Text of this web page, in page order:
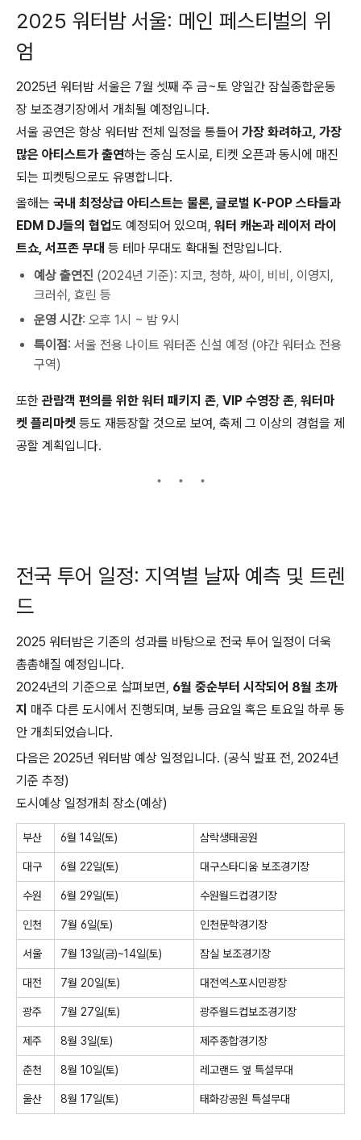
2025 워터밤 서울: 메인 페스티벌의 위
엄
2025년 워터밤 서울은 7월 셋째 주 금~토 양일간 잠실종합운동
장 보조경기장에서 개최될 예정입니다.
서울 공연은 항상 워터밤 전체 일정을 통틀어 가장 화려하고, 가장
많은 아티스트가 출연하는 중심 도시로, 티켓 오픈과 동시에 매진
되는 피켓팅으로도 유명합니다.
올해는 국내 최정상급 아티스트는 물론, 글로벌 K-POP 스타들과
EDM DJ들의 협업도 예정되어 있으며, 워터 캐논과 레이저 라이
트쇼, 서프존 무대 등 테마 무대도 확대될 전망입니다.
예상 출연진 (2024년 기준): 지코, 청하, 싸이, 비비, 이영지,
크러쉬, 효린 등
운영 시간: 오후 1시 ~ 밤 9시
특이점: 서울 전용 나이트 워터존 신설 예정 (야간 워터쇼 전용
구역)
또한 관람객 편의를 위한 워터 패키지 존, VIP 수영장 존, 워터마
켓 플리마켓 등도 재등장할 것으로 보여, 축제 그 이상의 경험을 제
공할 계획입니다.
전국 투어 일정: 지역별 날짜 예측 및 트렌
드
2025 워터밤은 기존의 성과를 바탕으로 전국 투어 일정이 더욱
촘촘해질 예정입니다.
2024년의 기준으로 살펴보면, 6월 중순부터 시작되어 8월 초까
지 매주 다른 도시에서 진행되며, 보통 금요일 혹은 토요일 하루 동
안 개최되었습니다.
다음은 2025년 워터밤 예상 일정입니다. (공식 발표 전, 2024년
기준 추정)
도시예상 일정개최 장소(예상)
부산 6월 14일(토) 삼락생태공원
대구 6월 22일(토) 대구스타디움 보조경기장
수원 6월 29일(토) 수원월드컵경기장
인천 7월 6일(토) 인천문학경기장
서울 7월 13일(금)~14일(토) 잠실 보조경기장
대전 7월 20일(토) 대전엑스포시민광장
광주 7월 27일(토) 광주월드컵보조경기장
제주 8월 3일(토) 제주종합경기장
춘천 8월 10일(토) 레고랜드 옆 특설무대
울산 8월 17일(토) 태화강공원 특설무대